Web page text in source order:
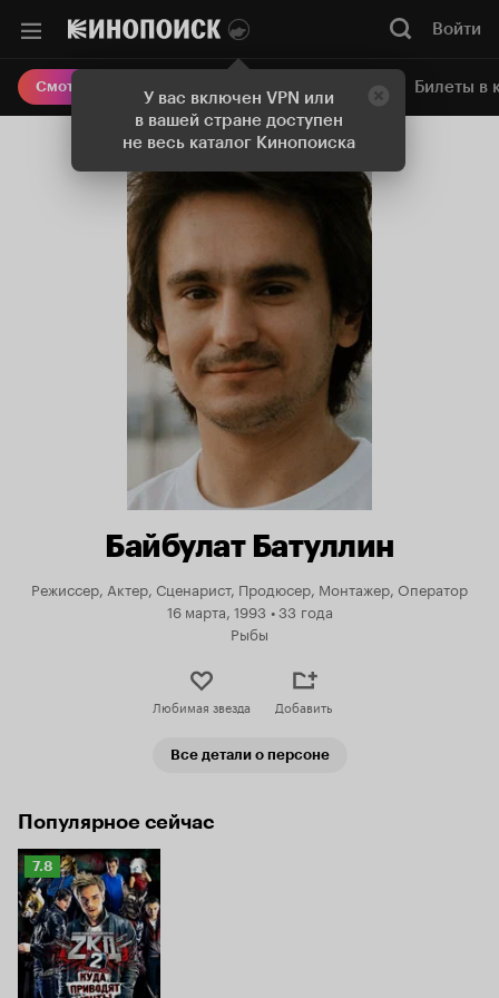
У вас включен VPN или
в вашей стране доступен
не весь каталог Кинопоиска
Войти
Смотреть кино Онлайн-кинотеатр Билеты в
Байбулат Батуллин
Режиссер, Актер, Сценарист, Продюсер, Монтажер, Оператор
16 марта, 1993 •33 года
Рыбы
Любимая звезда Добавить
Все детали о персоне
Популярное сейчас
Рейтинг
Кинопоиска
7.8
7.8